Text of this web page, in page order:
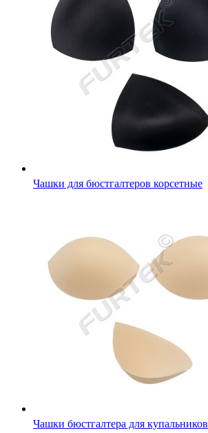
Чашки для бюстгалтеров корсетные
Чашки бюстгалтера для купальников